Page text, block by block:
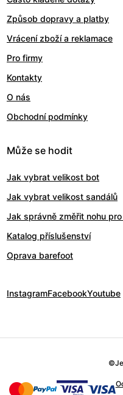
Způsob dopravy a platby
Vrácení zboží a reklamace
Pro firmy
Kontakty
O nás
Obchodní podmínky
Může se hodit
Jak vybrat velikost bot
Jak vybrat velikost sandálů
Jak správně změřit nohu
Katalog příslušenství
Oprava barefoot
InstagramFacebookYoutube
©